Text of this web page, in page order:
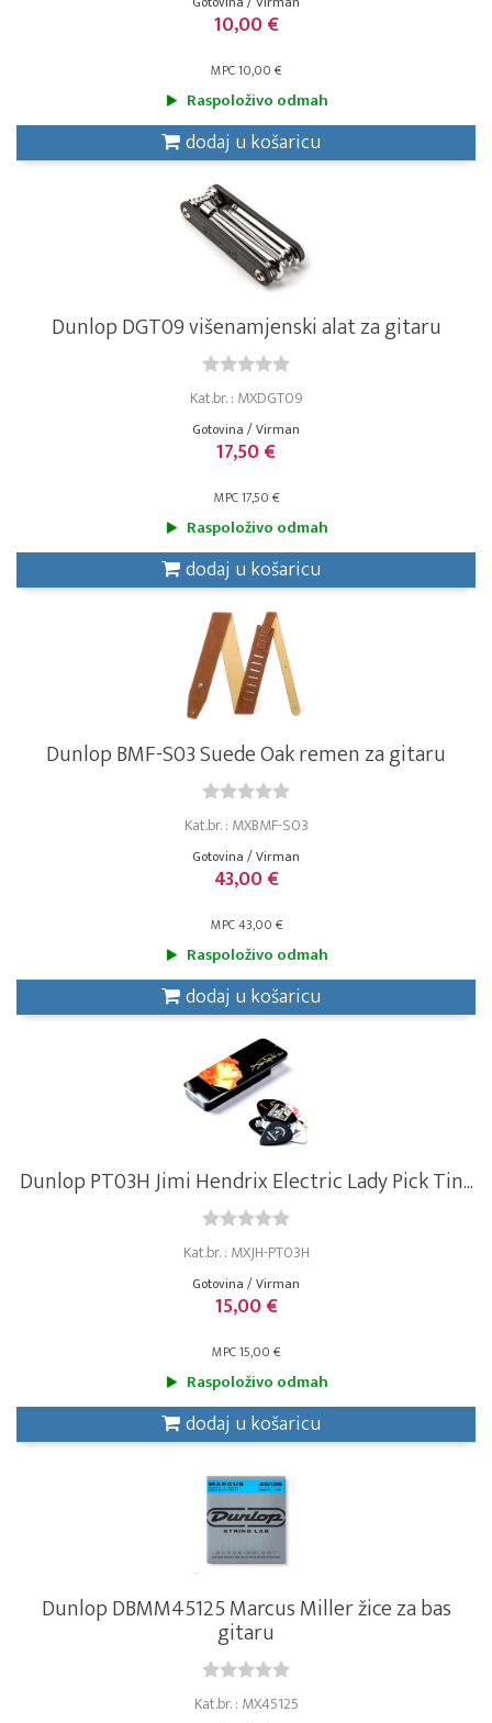
10,00 €
MPC 10,00 €
Raspoloživo odmah
dodaj u košaricu
Dunlop DGT09 višenamjenski alat za gitaru
Kat.br. : MXDGT09
Gotovina / Virman
17,50 €
MPC 17,50 €
Raspoloživo odmah
dodaj u košaricu
Dunlop BMF-S03 Suede Oak remen za gitaru
Kat.br. : MXBMF-S03
Gotovina / Virman
43,00 €
MPC 43,00 €
Raspoloživo odmah
dodaj u košaricu
Dunlop PT03H Jimi Hendrix Electric Lady Pick Tin...
Kat.br. : MXJH-PT03H
Gotovina / Virman
15,00 €
MPC 15,00 €
Raspoloživo odmah
dodaj u košaricu
Dunlop DBMM45125 Marcus Miller žice za bas
gitaru
Kat.br. : MX45125